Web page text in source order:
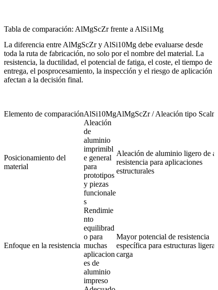
Tabla de comparación: AlMgScZr frente a AlSi1Mg
La diferencia entre AlMgScZr y AlSi10Mg debe evaluarse desde
toda la ruta de fabricación, no solo por el nombre del material. La
resistencia, la ductilidad, el potencial de fatiga, el coste, el tiempo de
entrega, el posprocesamiento, la inspección y el riesgo de aplicación
afectan a la decisión final.
Elemento de comparaciónAlSi10MgAlMgScZr / Aleación tipo
Posicionamiento del
material
Aleación
de
aluminio
imprimibl
e general
para
prototipos
y piezas
funcionale
s
Aleación de aluminio ligero de
resistencia para aplicaciones
estructurales
Enfoque en la resistencia
Rendimie
nto
equilibrad
o para
muchas
aplicacion
es de
aluminio
impreso
Mayor potencial de resistencia
específica para estructuras
carga